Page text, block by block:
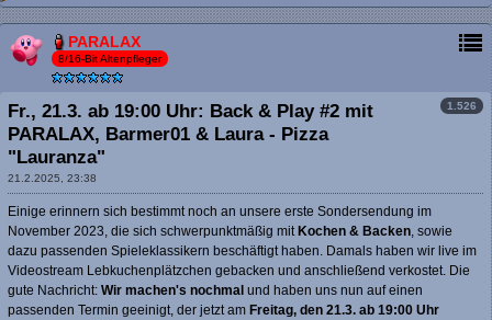
PARALAX
8/16-Bit Altenpfleger
1.526
Fr., 21.3. ab 19:00 Uhr: Back & Play #2 mit
PARALAX, Barmer01 & Laura - Pizza
"Lauranza"
21.2.2025, 23:38
Einige erinnern sich bestimmt noch an unsere erste Sondersendung im
November 2023, die sich schwerpunktmäßig mit Kochen & Backen, sowie
dazu passenden Spieleklassikern beschäftigt haben. Damals haben wir live im
Videostream Lebkuchenplätzchen gebacken und anschließend verkostet. Die
gute Nachricht: Wir machen's nochmal und haben uns nun auf einen
passenden Termin geeinigt, der jetzt am Freitag, den 21.3. ab 19:00 Uhr